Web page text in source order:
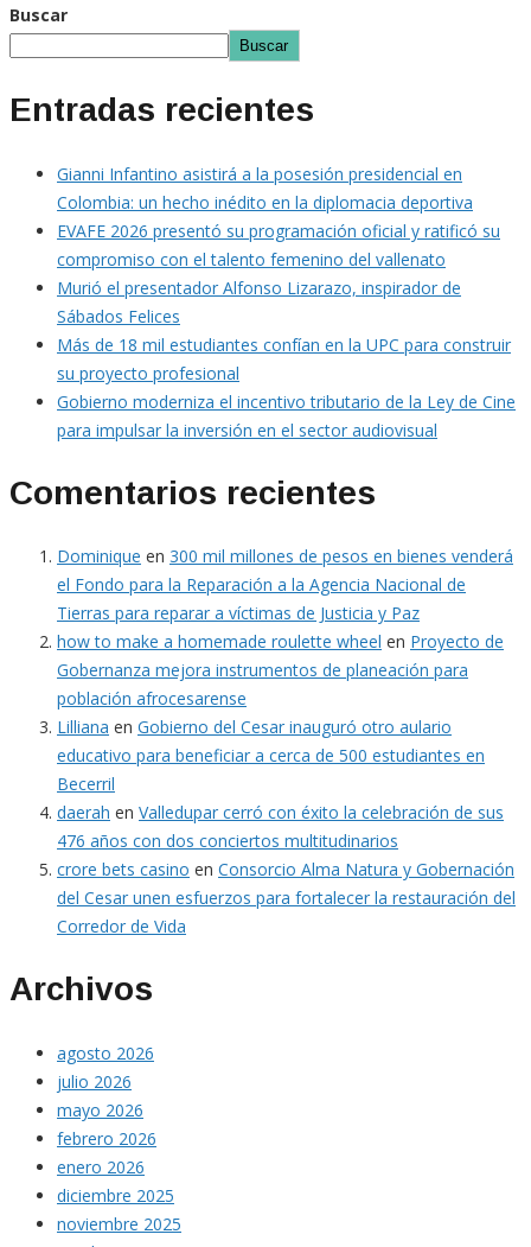
Buscar
Buscar
Entradas recientes
Gianni Infantino asistirá a la posesión presidencial en
Colombia: un hecho inédito en la diplomacia deportiva
EVAFE 2026 presentó su programación oficial y ratificó su
compromiso con el talento femenino del vallenato
Murió el presentador Alfonso Lizarazo, inspirador de
Sábados Felices
Más de 18 mil estudiantes confían en la UPC para construir
su proyecto profesional
Gobierno moderniza el incentivo tributario de la Ley de Cine
para impulsar la inversión en el sector audiovisual
Comentarios recientes
Dominique en 300 mil millones de pesos en bienes venderá
el Fondo para la Reparación a la Agencia Nacional de
Tierras para reparar a víctimas de Justicia y Paz
how to make a homemade roulette wheel en Proyecto de
Gobernanza mejora instrumentos de planeación para
población afrocesarense
Lilliana en Gobierno del Cesar inauguró otro aulario
educativo para beneficiar a cerca de 500 estudiantes en
Becerril
daerah en Valledupar cerró con éxito la celebración de sus
476 años con dos conciertos multitudinarios
crore bets casino en Consorcio Alma Natura y Gobernación
del Cesar unen esfuerzos para fortalecer la restauración del
Corredor de Vida
Archivos
agosto 2026
julio 2026
mayo 2026
febrero 2026
enero 2026
diciembre 2025
noviembre 2025